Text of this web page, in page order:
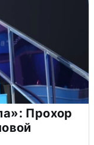
Прохор